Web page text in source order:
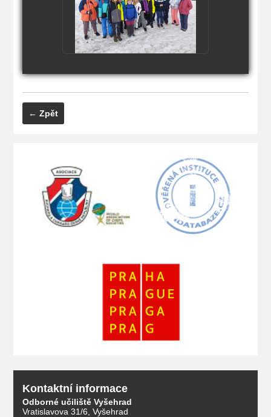
← Zpět
Kontaktní informace
Odborné učiliště Vyšehrad
Vratislavova 31/6, Vyšehrad